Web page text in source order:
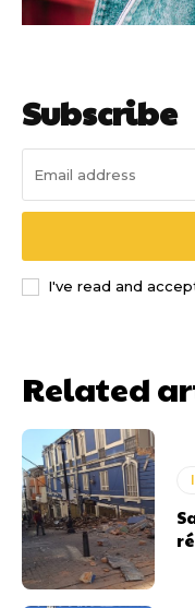
Subscribe
I've read and
Related